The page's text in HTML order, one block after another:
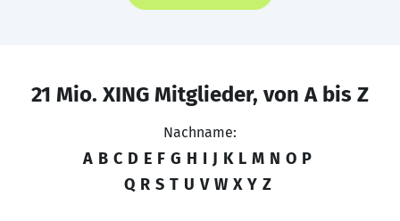
21 Mio. XING Mitglieder, von A bis Z
Nachname:
A B C D E F G H I J K L M N O P
Q R S T U V W X Y Z